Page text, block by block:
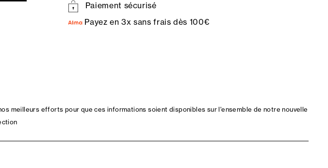
Paiement sécurisé
Payez en 3x sans frais dès 100€
meilleurs efforts pour que ces informations soient disponibles sur l'ensemble de notre nouvelle